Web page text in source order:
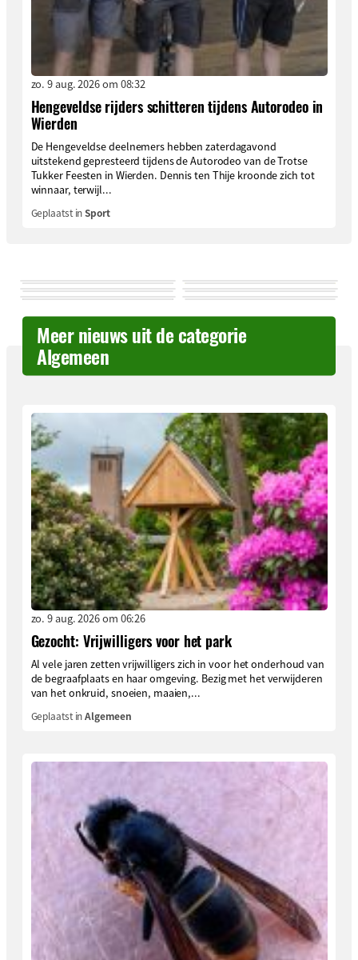
zo. 9 aug. 2026 om 08:32
Hengeveldse rijders schitteren tijdens Autorodeo in
Wierden
De Hengeveldse deelnemers hebben zaterdagavond
uitstekend gepresteerd tijdens de Autorodeo van de Trotse
Tukker Feesten in Wierden. Dennis ten Thije kroonde zich tot
winnaar, terwijl...
Geplaatst inSport
Meer nieuws uit de categorie
Algemeen
zo. 9 aug. 2026 om 06:26
Gezocht: Vrijwilligers voor het park
Al vele jaren zetten vrijwilligers zich in voor het onderhoud van
de begraafplaats en haar omgeving. Bezig met het verwijderen
van het onkruid, snoeien, maaien,...
Geplaatst inAlgemeen